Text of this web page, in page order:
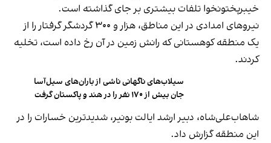
خیبرپختونخوا تلفات بیشتری بر جای گذاشته است.
نیروهای امدادی در این مناطق، هزار و ۳۰۰ گردشگر گرفتار را از
یک منطقه کوهستانی که رانش زمین در آن رخ داده است، تخلیه
کردند.
سیلاب‌های ناگهانی ناشی از باران‌های سیل‌آسا
جان بیش از ۱۷۰ نفر را در هند و پاکستان گرفت
شاهاب‌علی‌شاه، دبیر ارشد ایالت بونیر، شدیدترین خسارات را در
این منطقه گزارش داد.